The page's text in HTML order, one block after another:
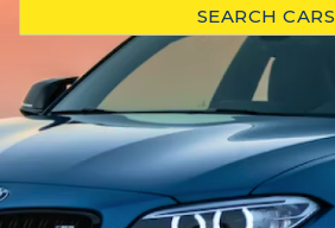
SEARCH CARS